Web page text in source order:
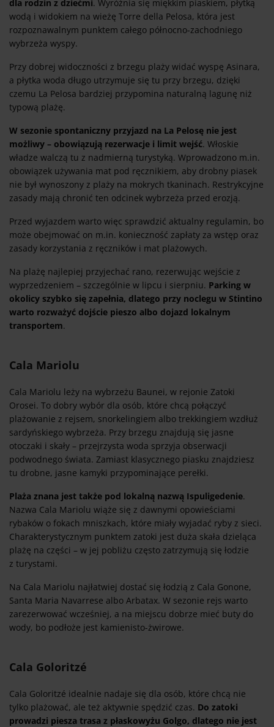
dla rodzin z dziećmi. Wyróżnia się miękkim piaskiem, płytką
wodą i widokiem na wieżę Torre della Pelosa, która jest
rozpoznawalnym punktem całego północno-zachodniego
wybrzeża wyspy.
Przy dobrej widoczności z brzegu plaży widać wyspę Asinara,
a płytka woda długo utrzymuje się tu przy brzegu, dzięki
czemu La Pelosa bardziej przypomina naturalną lagunę niż
typową plażę.
W sezonie spontaniczny przyjazd na La Pelosę nie jest
możliwy – obowiązują rezerwacje i limit wejść. Włoskie
władze walczą tu z nadmierną turystyką. Wprowadzono m.in.
obowiązek używania mat pod ręcznikiem, aby drobny piasek
nie był wynoszony z plaży na mokrych tkaninach. Restrykcyjne
zasady mają chronić ten odcinek wybrzeża przed erozją.
Przed wyjazdem warto więc sprawdzić aktualny regulamin, bo
może obejmować on m.in. konieczność zapłaty za wstęp oraz
zasady korzystania z ręczników i mat plażowych.
Na plażę najlepiej przyjechać rano, rezerwując wejście z
wyprzedzeniem – szczególnie w lipcu i sierpniu. Parking w
okolicy szybko się zapełnia, dlatego przy noclegu w Stintino
warto rozważyć dojście pieszo albo dojazd lokalnym
transportem.
Cala Mariolu
Cala Mariolu leży na wybrzeżu Baunei, w rejonie Zatoki
Orosei. To dobry wybór dla osób, które chcą połączyć
plażowanie z rejsem, snorkelingiem albo trekkingiem wzdłuż
sardyńskiego wybrzeża. Przy brzegu znajdują się jasne
otoczaki i skały – przejrzysta woda sprzyja obserwacji
podwodnego świata. Zamiast klasycznego piasku znajdziesz
tu drobne, jasne kamyki przypominające perełki.
Plaża znana jest także pod lokalną nazwą Ispuligedenie.
Nazwa Cala Mariolu wiąże się z dawnymi opowieściami
rybaków o fokach mniszkach, które miały wyjadać ryby z sieci.
Charakterystycznym punktem zatoki jest duża skała dzieląca
plażę na części – w jej pobliżu często zatrzymują się łodzie
z turystami.
Na Cala Mariolu najłatwiej dostać się łodzią z Cala Gonone,
Santa Maria Navarrese albo Arbatax. W sezonie rejs warto
zarezerwować wcześniej, a na miejscu dobrze mieć buty do
wody, bo podłoże jest kamienisto-żwirowe.
Cala Goloritzé
Cala Goloritzé idealnie nadaje się dla osób, które chcą nie
tylko plażować, ale też aktywnie spędzić czas. Do zatoki
prowadzi piesza trasa z płaskowyżu Golgo, dlatego nie jest